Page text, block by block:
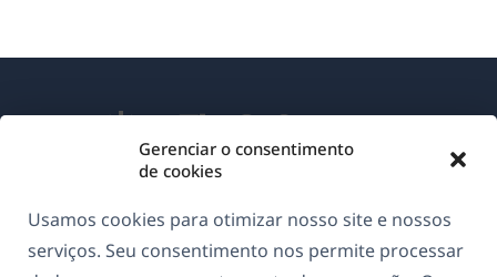
Gerenciar o consentimento
de cookies
Usamos cookies para otimizar nosso site e nossos
serviços. Seu consentimento nos permite processar
GDPR & Política de Privacidade